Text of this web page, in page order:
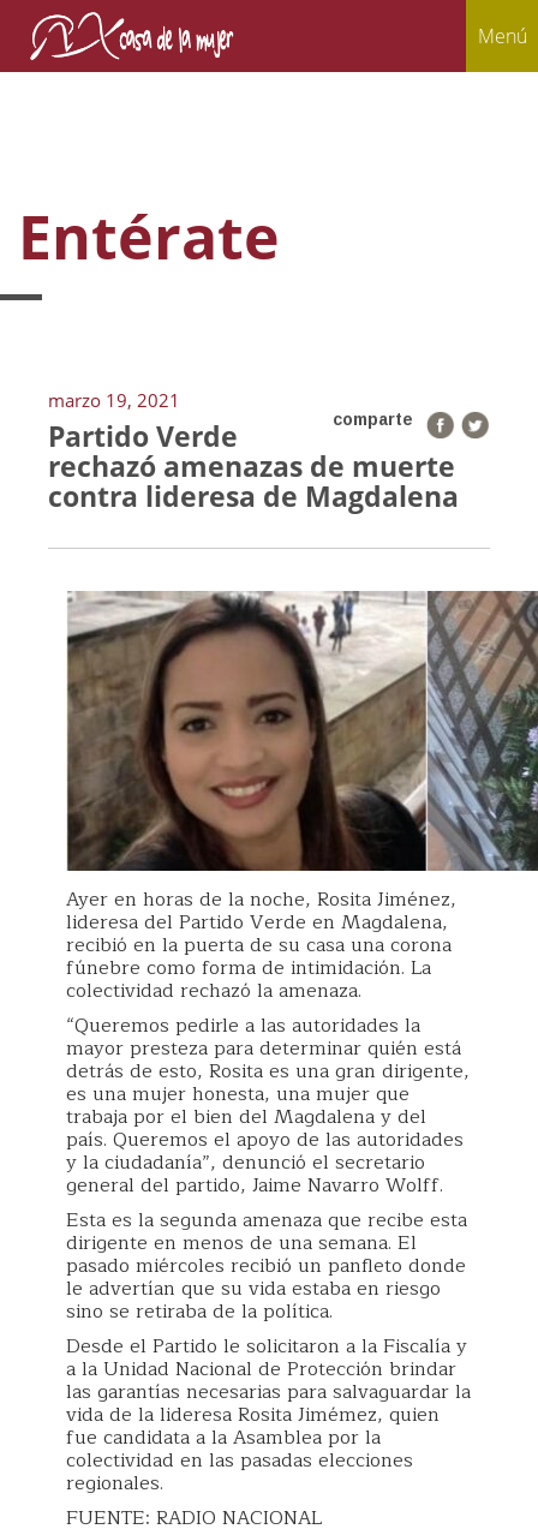
Menú
Entérate
marzo 19, 2021
comparte
Partido Verde
rechazó amenazas de muerte
contra lideresa de Magdalena
Ayer en horas de la noche, Rosita Jiménez,
lideresa del Partido Verde en Magdalena,
recibió en la puerta de su casa una corona
fúnebre como forma de intimidación. La
colectividad rechazó la amenaza.
“Queremos pedirle a las autoridades la
mayor presteza para determinar quién está
detrás de esto, Rosita es una gran dirigente,
es una mujer honesta, una mujer que
trabaja por el bien del Magdalena y del
país. Queremos el apoyo de las autoridades
y la ciudadanía”, denunció el secretario
general del partido, Jaime Navarro Wolff.
Esta es la segunda amenaza que recibe esta
dirigente en menos de una semana. El
pasado miércoles recibió un panfleto donde
le advertían que su vida estaba en riesgo
sino se retiraba de la política.
Desde el Partido le solicitaron a la Fiscalía y
a la Unidad Nacional de Protección brindar
las garantías necesarias para salvaguardar la
vida de la lideresa Rosita Jimémez, quien
fue candidata a la Asamblea por la
colectividad en las pasadas elecciones
regionales.
FUENTE: RADIO NACIONAL